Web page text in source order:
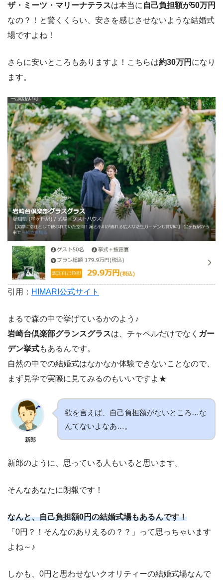
ザ・ミーツ・マリーナテラスは本当に 自己負担額が50万円
なの？！と驚くくらい、安さを感じさせないような結婚式
場ですよね！
さらに安いところもありますよ！こちらは約30万円 になり
ます。
引用： HIMARI公式サイト
まるで森の中で挙げているかのよう♪
岩崎台倶楽部グランスグラスは、チャペルだけでなく ガー
デン挙式もあるんです。
自然の中での結婚式はなかなか体験できないことなので、
まず見学で実際に見てみるのもいいですよ★
新郎
欲を言えば、自己負担額がないところ…な
んてないよなあ…。
新郎のように、思っている人もいると思います。
そんなあなたに朗報です！
なんと、自己負担額0円の結婚式場もあるんです！
「0円？！そんなのありえるの？？」って思っちゃいます
よね～♪
しかも、0円と思わせないクオリティーの結婚式場なんで